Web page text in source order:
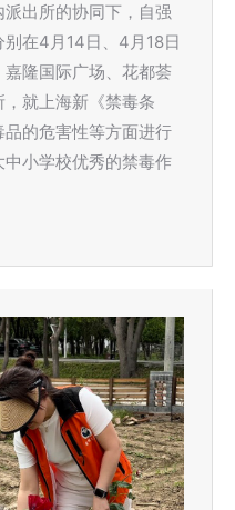
出所的协同下，自强
在4月14日、4月18日
隆国际广场、花都荟
就上海新《禁毒条
的危害性等方面进行
小学校优秀的禁毒作